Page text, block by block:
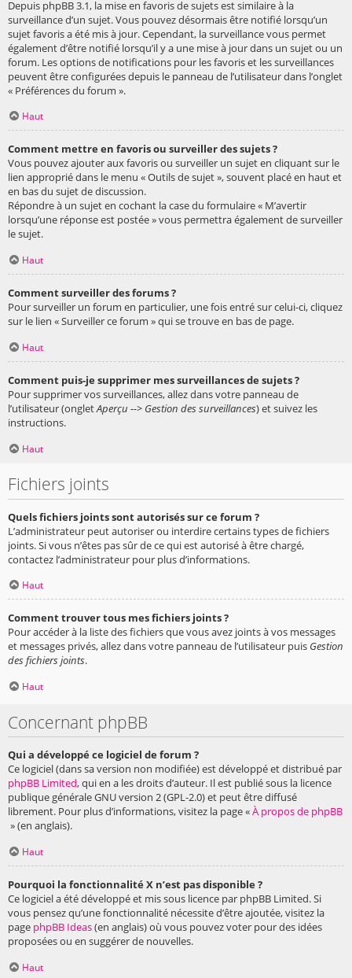
Depuis phpBB 3.1, la mise en favoris de sujets est similaire à la
surveillance d’un sujet. Vous pouvez désormais être notifié lorsqu’un
sujet favoris a été mis à jour. Cependant, la surveillance vous permet
également d’être notifié lorsqu’il y a une mise à jour dans un sujet ou un
forum. Les options de notifications pour les favoris et les surveillances
peuvent être configurées depuis le panneau de l’utilisateur dans l’onglet
« Préférences du forum ».
Haut
Comment mettre en favoris ou surveiller des sujets ?
Vous pouvez ajouter aux favoris ou surveiller un sujet en cliquant sur le
lien approprié dans le menu « Outils de sujet », souvent placé en haut et
en bas du sujet de discussion.
Répondre à un sujet en cochant la case du formulaire « M’avertir
lorsqu’une réponse est postée » vous permettra également de surveiller
le sujet.
Haut
Comment surveiller des forums ?
Pour surveiller un forum en particulier, une fois entré sur celui-ci, cliquez
sur le lien « Surveiller ce forum » qui se trouve en bas de page.
Haut
Comment puis-je supprimer mes surveillances de sujets ?
Pour supprimer vos surveillances, allez dans votre panneau de
l’utilisateur (ongletAperçu --> Gestion des surveillances) et suivez les
instructions.
Haut
Fichiers joints
Quels fichiers joints sont autorisés sur ce forum ?
L’administrateur peut autoriser ou interdire certains types de fichiers
joints. Si vous n’êtes pas sûr de ce qui est autorisé à être chargé,
contactez l’administrateur pour plus d’informations.
Haut
Comment trouver tous mes fichiers joints ?
Pour accéder à la liste des fichiers que vous avez joints à vos messages
et messages privés, allez dans votre panneau de l’utilisateur puis Gestion
des fichiers joints.
Haut
Concernant phpBB
Qui a développé ce logiciel de forum ?
Ce logiciel (dans sa version non modifiée) est développé et distribué par
phpBB Limited, qui en a les droits d’auteur. Il est publié sous la licence
publique générale GNU version 2 (GPL-2.0) et peut être diffusé
librement. Pour plus d’informations, visitez la page «À propos de phpBB
» (en anglais).
Haut
Pourquoi la fonctionnalité X n’est pas disponible ?
Ce logiciel a été développé et mis sous licence par phpBB Limited. Si
vous pensez qu’une fonctionnalité nécessite d’être ajoutée, visitez la
page phpBB Ideas(en anglais) où vous pouvez voter pour des idées
proposées ou en suggérer de nouvelles.
Haut